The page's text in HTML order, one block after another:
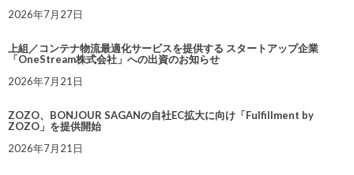
2026年7月27日
上組／コンテナ物流最適化サービスを提供する スタートアップ企業
「OneStream株式会社」への出資のお知らせ
2026年7月21日
ZOZO、BONJOUR SAGANの自社EC拡大に向け「Fulfillment by
ZOZO」を提供開始
2026年7月21日